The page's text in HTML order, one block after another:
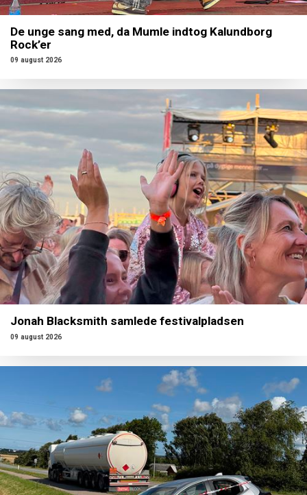
De unge sang med, da Mumle indtog Kalundborg
Rock’er
09 august 2026
Jonah Blacksmith samlede festivalpladsen
09 august 2026